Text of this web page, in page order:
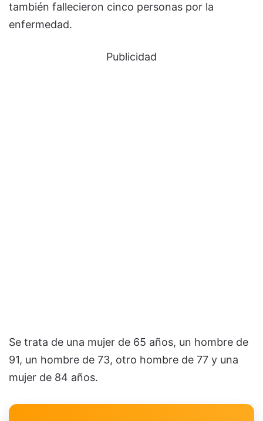
también fallecieron cinco personas por la
enfermedad.
Publicidad
Se trata de una mujer de 65 años, un hombre de
91, un hombre de 73, otro hombre de 77 y una
mujer de 84 años.